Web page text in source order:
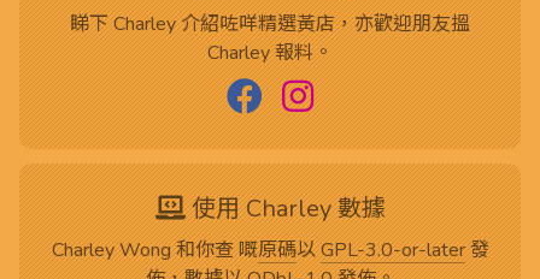
睇下 Charley 介紹咗咩精選黃店，亦歡迎朋友搵
Charley 報料。
使用 Charley 數據
Charley Wong 和你查 嘅原碼以GPL-3.0-or-later發